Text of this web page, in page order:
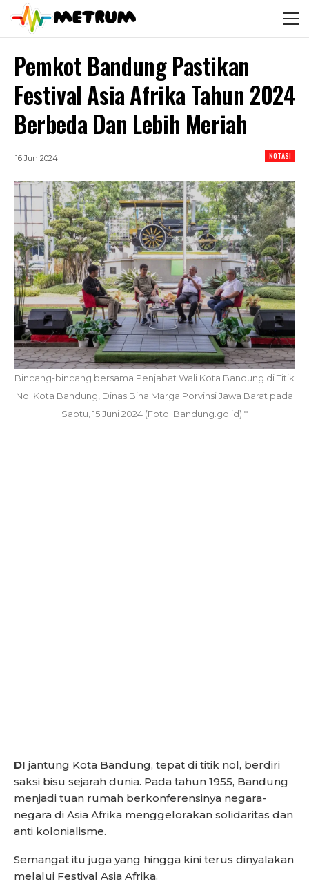
Pemkot Bandung Pastikan
Festival Asia Afrika Tahun 2024
Berbeda Dan Lebih Meriah
NOTASI
16 Jun 2024
Bincang-bincang bersama Penjabat Wali Kota Bandung di Titik
Nol Kota Bandung, Dinas Bina Marga Porvinsi Jawa Barat pada
Sabtu, 15 Juni 2024 (Foto: Bandung.go.id).*
DI jantung Kota Bandung, tepat di titik nol, berdiri
saksi bisu sejarah dunia. Pada tahun 1955, Bandung
menjadi tuan rumah berkonferensinya negara-
negara di Asia Afrika menggelorakan solidaritas dan
anti kolonialisme.
Semangat itu juga yang hingga kini terus dinyalakan
melalui Festival Asia Afrika.